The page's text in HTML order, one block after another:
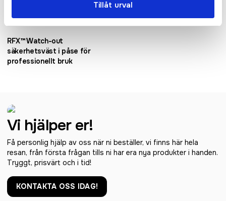
Tillåt urval
RFX™ Watch-out
säkerhetsväst i påse för
professionellt bruk
Vi hjälper er!
Få personlig hjälp av oss när ni beställer, vi finns här hela
resan, från första frågan tills ni har era nya produkter i handen.
Tryggt, prisvärt och i tid!
KONTAKTA OSS IDAG!